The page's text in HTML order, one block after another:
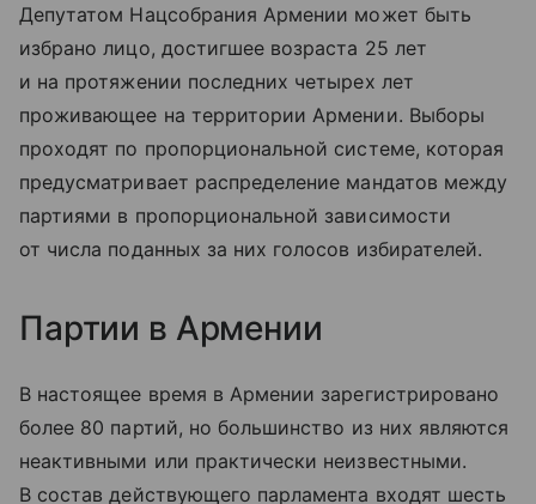
Депутатом Нацсобрания Армении может быть
избрано лицо, достигшее возраста 25 лет
и на протяжении последних четырех лет
проживающее на территории Армении. Выборы
проходят по пропорциональной системе, которая
предусматривает распределение мандатов между
партиями в пропорциональной зависимости
от числа поданных за них голосов избирателей.
Партии в Армении
В настоящее время в Армении зарегистрировано
более 80 партий, но большинство из них являются
неактивными или практически неизвестными.
В состав действующего парламента входят шесть